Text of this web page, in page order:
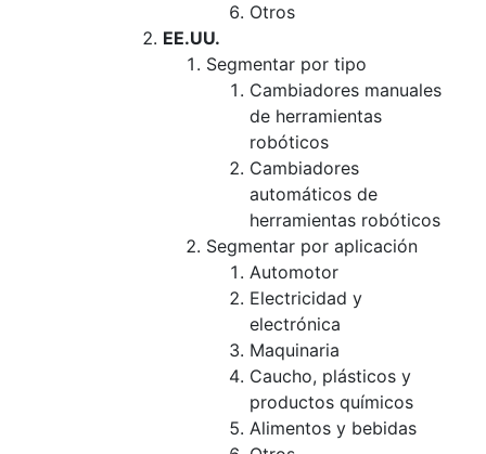
Otros
EE.UU.
Segmentar por tipo
Cambiadores manuales
de herramientas
robóticos
Cambiadores
automáticos de
herramientas robóticos
Segmentar por aplicación
Automotor
Electricidad y
electrónica
Maquinaria
Caucho, plásticos y
productos químicos
Alimentos y bebidas